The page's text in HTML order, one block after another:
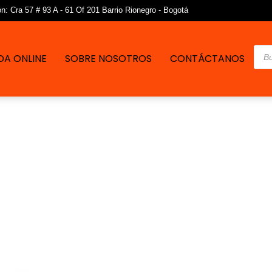
Cra 57 # 93 A - 61 Of 201 Barrio Rionegro - Bogotá
ONLINE SOBRE NOSOTROS CONTÁCTANOS
de